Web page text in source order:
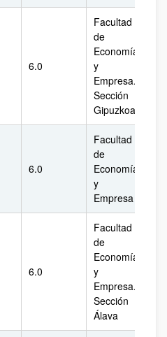
6.0
Facultad
de
Economía
y
Empresa.
Sección
Gipuzkoa
6.0
Facultad
de
Economía
y
Empresa
6.0
Facultad
de
Economía
y
Empresa.
Sección
Álava